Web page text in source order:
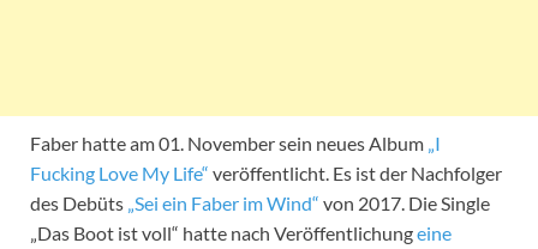
Faber hatte am 01. November sein neues Album „I
Fucking Love My Life“ veröffentlicht. Es ist der Nachfolger
des Debüts „Sei ein Faber im Wind“ von 2017. Die Single
„Das Boot ist voll“ hatte nach Veröffentlichungeine